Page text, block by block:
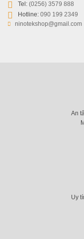
Tel: (0256) 3579 888
Hotline: 090 199 2349
ninotekshop@gmail.com
An
Uy